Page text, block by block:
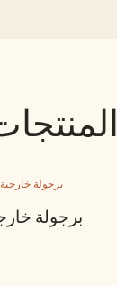
برجولة